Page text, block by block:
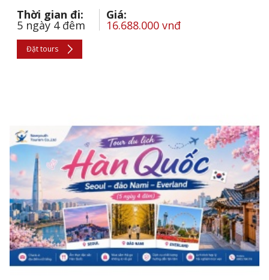
Thời gian đi:
5 ngày 4 đêm
Giá:
16.688.000 vnđ
Đặt tours